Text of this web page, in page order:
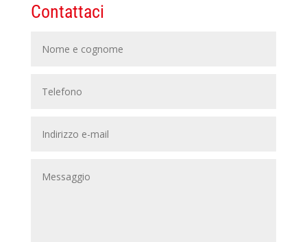
Contattaci